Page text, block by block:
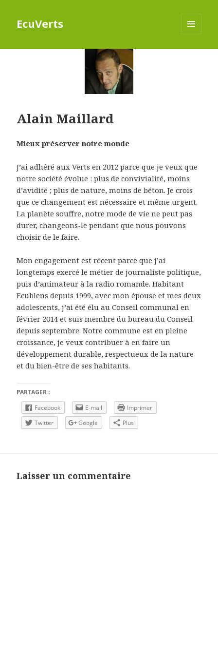
EcuVerts
Alain Maillard
Mieux préserver notre monde
J’ai adhéré aux Verts en 2012 parce que je veux que
notre société évolue : plus de convivialité, moins
d’avidité ; plus de nature, moins de béton. Je crois
que ce changement est nécessaire et même urgent.
La planète souffre, notre mode de vie ne peut pas
durer, changeons-le pendant que nous pouvons
choisir de le faire.
Mon engagement est récent parce que j’ai
longtemps exercé le métier de journaliste politique,
puis d’animateur à la radio romande. Habitant
Ecublens depuis 1999, avec mon épouse et mes deux
adolescents, j’ai été élu au Conseil communal en
février 2014 et suis membre du bureau du Conseil
depuis septembre. Notre commune est en pleine
croissance, je veux contribuer à en faire un
développement durable, respectueux de la nature
et du bien-être de ses habitants.
PARTAGER :
Facebook
E-mail
Imprimer
Twitter
Google Plus
Laisser un commentaire